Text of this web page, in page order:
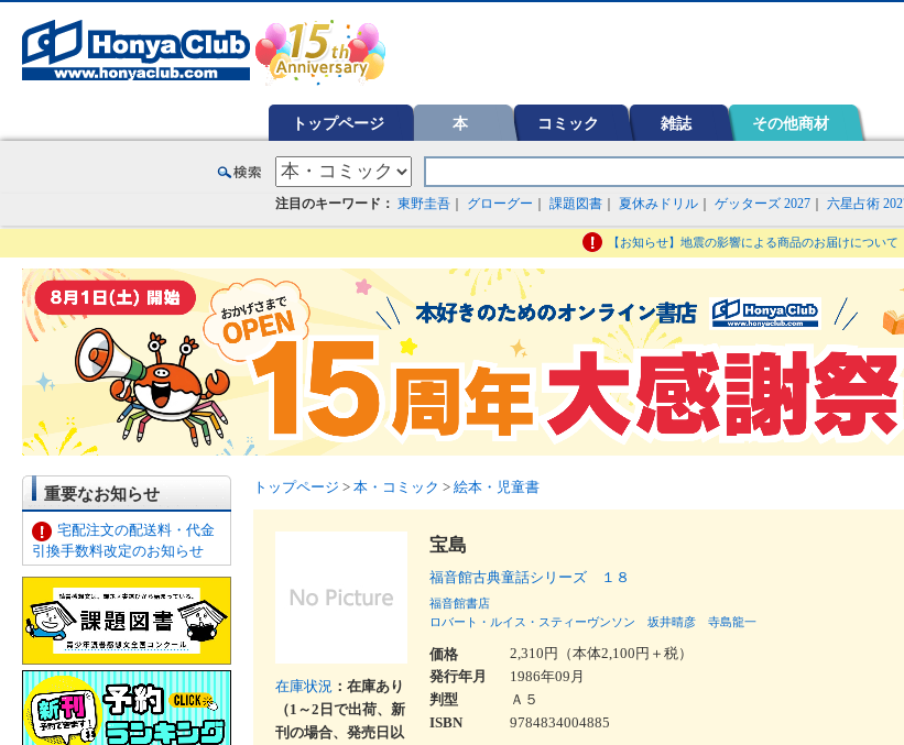
トップページ 本 コミック 雑誌 その他商材
注目のキーワード： 東野圭吾 グローグー 課題図書 夏休みドリル ゲッターズ 2027 六星占術
【お知らせ】地震の影響による商品のお届けについて
重要なお知らせ
宅配注文の配送料・代金
引換手数料改定のお知らせ
トップページ > 本・コミック > 絵本・児童書
在庫状況 ：在庫あり
（1～2日で出荷、新
刊の場合、発売日以
宝島
福音館古典童話シリーズ １８
福音館書店
ロバート・ルイス・スティーヴンソン
坂井晴彦 寺島龍一
価格
2,310円（本体2,100円＋税）
発行年月
1986年09月
判型
Ａ５
ISBN
9784834004885